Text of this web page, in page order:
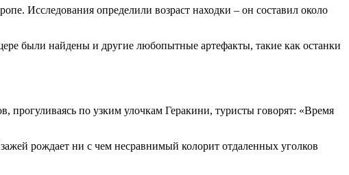
Исследования определили возраст находки – он составил около
были найдены и другие любопытные артефакты, такие как останки
прогуливаясь по узким улочкам Геракини, туристы говорят: «Время
рождает ни с чем несравнимый колорит отдаленных уголков